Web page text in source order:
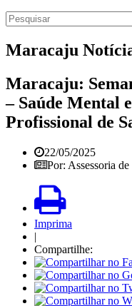
Maracaju
Maracaju:
– Saúde Mental
Profissional de
22/05/2025
Por: Assessoria
Imprima
|
Compartilhe: